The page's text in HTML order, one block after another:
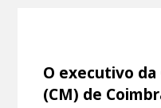
O executivo da
(CM) de